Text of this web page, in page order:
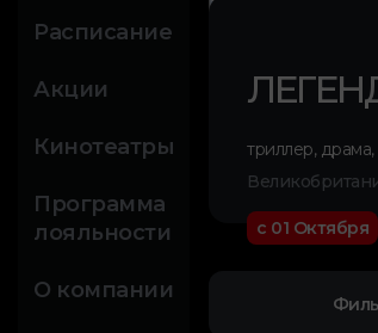
Расписание
Акции
Кинотеатры
Программа
лояльности
О компании
триллер,драма,
с 01 Октября